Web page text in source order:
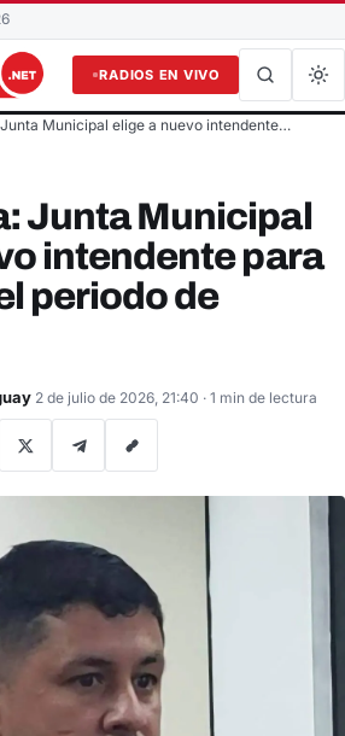
RADIOS EN VIVO
Junta Municipal elige a nuevo intendente…
Junta Municipal
intendente para
periodo de
2 de julio de 2026, 21:40 · 1 min de lectura